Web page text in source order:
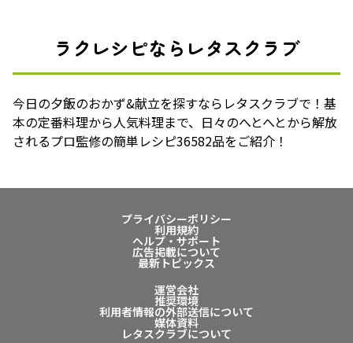
ラクレシピならレタスクラブ
今日の夕飯のおかず&献立を探すならレタスクラブで！基
本の定番料理から人気料理まで、日々のへとへとから解放
されるプロ監修の簡単レシピ36582品をご紹介！
プライバシーポリシー
利用規約
ヘルプ・サポート
広告掲載について
最新トピックス
運営会社
推奨環境
利用者情報の外部送信について
媒体資料
レタスクラブについて